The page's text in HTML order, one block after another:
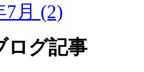
7月 (2)
ログ記事